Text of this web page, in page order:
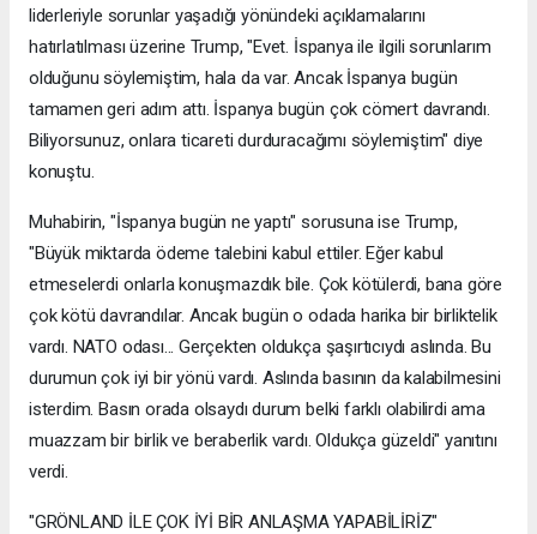
liderleriyle sorunlar yaşadığı yönündeki açıklamalarını
hatırlatılması üzerine Trump, "Evet. İspanya ile ilgili sorunlarım
olduğunu söylemiştim, hala da var. Ancak İspanya bugün
tamamen geri adım attı. İspanya bugün çok cömert davrandı.
Biliyorsunuz, onlara ticareti durduracağımı söylemiştim" diye
konuştu.
Muhabirin, "İspanya bugün ne yaptı" sorusuna ise Trump,
"Büyük miktarda ödeme talebini kabul ettiler. Eğer kabul
etmeselerdi onlarla konuşmazdık bile. Çok kötülerdi, bana göre
çok kötü davrandılar. Ancak bugün o odada harika bir birliktelik
vardı. NATO odası... Gerçekten oldukça şaşırtıcıydı aslında. Bu
durumun çok iyi bir yönü vardı. Aslında basının da kalabilmesini
isterdim. Basın orada olsaydı durum belki farklı olabilirdi ama
muazzam bir birlik ve beraberlik vardı. Oldukça güzeldi" yanıtını
verdi.
"GRÖNLAND İLE ÇOK İYİ BİR ANLAŞMA YAPABİLİRİZ"